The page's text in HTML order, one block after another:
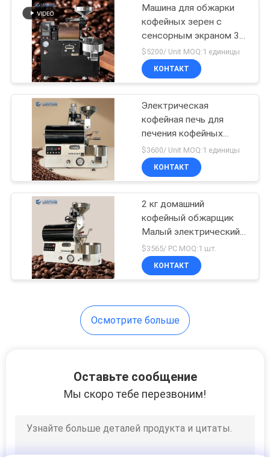
стеклянный
Сушильщик
замораживания
лаборатории
оборудование
выгонки
короткого пути
оборудование
Машина для обжарки
кофейных зерен с
сенсорным экраном 3
кг Электрическая
машина для обжарки
какао
$5200/ Unit MOQ:1 единицы
КОНТАКТ
Электрическая
кофейная печь для
печения кофейных
зерен на 2 килограмма
$3600/ Unit MOQ:1 единицы
КОНТАКТ
2 кг домашний
кофейный обжарщик
Малый электрический
горячий воздух
домашний кофейный
обжарщик
$3565/ PC MOQ:1 шт.
КОНТАКТ
Осмотрите больше
Оставьте сообщение
Мы скоро тебе перезвоним!